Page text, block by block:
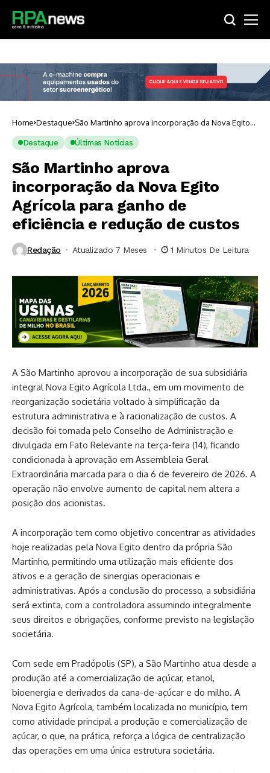
Home Destaque São Martinho aprova incorporação da Nova Egito
Agrícola para ganho de eficiência e redução de
custos
Destaque Últimas Notícias
São Martinho aprova
incorporação da Nova Egito
Agrícola para ganho de
eficiência e redução de custos
Redação Atualizado 7 Meses ⁮ 1 Minutos De Leitura
A São Martinho aprovou a incorporação de sua subsidiária
integral Nova Egito Agrícola Ltda., em um movimento de
reorganização societária voltado à simplificação da
estrutura administrativa e à racionalização de custos. A
decisão foi tomada pelo Conselho de Administração e
divulgada em Fato Relevante na terça-feira (14), ficando
condicionada à aprovação em Assembleia Geral
Extraordinária marcada para o dia 6 de fevereiro de 2026. A
operação não envolve aumento de capital nem altera a
posição dos acionistas.
A incorporação tem como objetivo concentrar as atividades
hoje realizadas pela Nova Egito dentro da própria São
Martinho, permitindo uma utilização mais eficiente dos
ativos e a geração de sinergias operacionais e
administrativas. Após a conclusão do processo, a subsidiária
será extinta, com a controladora assumindo integralmente
seus direitos e obrigações, conforme previsto na legislação
societária.
Com sede em Pradópolis (SP), a São Martinho atua desde a
produção até a comercialização de açúcar, etanol,
bioenergia e derivados da cana-de-açúcar e do milho. A
Nova Egito Agrícola, também localizada no município, tem
como atividade principal a produção e comercialização de
açúcar, o que, na prática, reforça a lógica de centralização
das operações em uma única estrutura societária.